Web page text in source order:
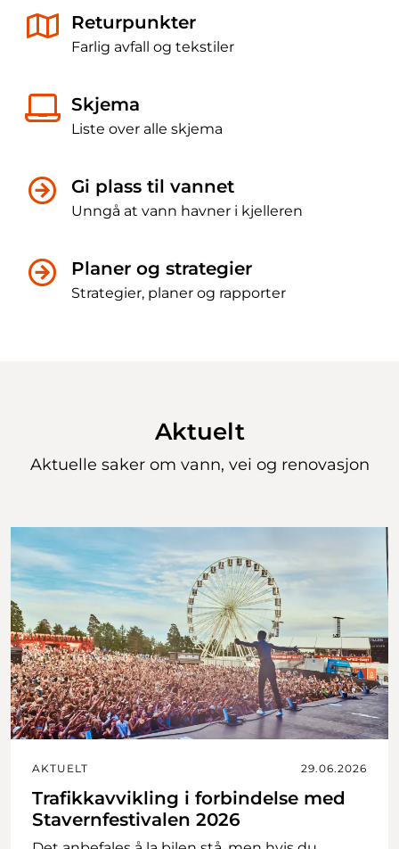
Returpunkter
Farlig avfall og tekstiler
Skjema
Liste over alle skjema
Gi plass til vannet
Unngå at vann havner i kjelleren
Planer og strategier
Strategier, planer og rapporter
Aktuelt
Aktuelle saker om vann, vei og renovasjon
AKTUELT 29.06.2026
Trafikkavvikling i forbindelse med
Stavernfestivalen 2026